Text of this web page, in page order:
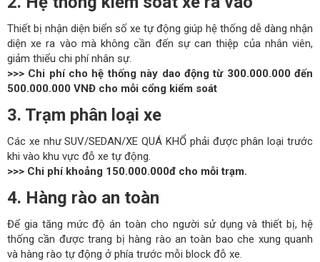
Thiết bị nhận diện biển số xe tự động giúp hệ thống dễ dàng nhận
diện xe ra vào mà không cần đến sự can thiệp của nhân viên,
giảm thiểu chi phí nhân sự.
>>> Chi phí cho hệ thống này dao động từ 300.000.000 đến
500.000.000 VNĐ cho mỗi cổng kiểm soát
3. Trạm phân loại xe
Các xe như SUV/SEDAN/XE QUÁ KHỔ phải được phân loại trước
khi vào khu vực đỗ xe tự động.
>>> Chi phí khoảng 150.000.000đ cho mỗi trạm.
4. Hàng rào an toàn
Để gia tăng mức độ án toàn cho người sử dụng và thiết bị, hệ
thống cần được trang bị hàng rào an toàn bao che xung quanh
và hàng rào tự động ở phía trước mỗi block đỗ xe.